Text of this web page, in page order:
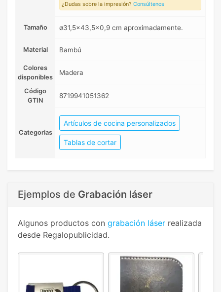
¿Dudas sobre la impresión? Consúltenos
Tamaño ø31,5x43,5x0,9 cm aproximadamente.
Material Bambú
Colores
disponibles
Madera
Código
GTIN
8719941051362
Categorias
Artículos de cocina personalizados
Tablas de cortar
Ejemplos de Grabación láser
Algunos productos con grabación láser realizada
desde Regalopublicidad.